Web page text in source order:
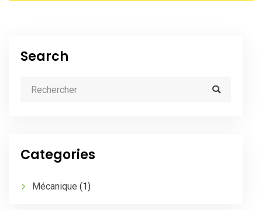
Search
Categories
Mécanique (1)